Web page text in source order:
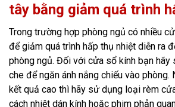
tây bằng giảm quá trình
Trong trường hợp phòng ngủ có nhiều
để giảm quá trình hấp thụ nhiệt diễn ra
phòng ngủ. Đối với cửa sổ kính bạn hãy
che để ngăn ánh nắng chiếu vào phòng.
kết quả cao thì hãy sử dụng loại rèm
cách nhiệt dán kính hoặc phim phản